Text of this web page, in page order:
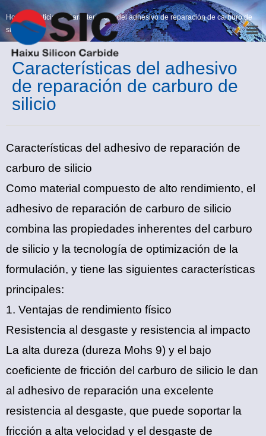
Home Noticias> Características del adhesivo de reparación de carburo de
silicio
Características del adhesivo
de reparación de carburo de
silicio
Características del adhesivo de reparación de
carburo de silicio
Como material compuesto de alto rendimiento, el
adhesivo de reparación de carburo de silicio
combina las propiedades inherentes del carburo
de silicio y la tecnología de optimización de la
formulación, y tiene las siguientes características
principales:
1. ‌Ventajas de rendimiento físico‌
‌Resistencia al desgaste y resistencia al impacto‌
La alta dureza (dureza Mohs 9) y el bajo
coeficiente de fricción del carburo de silicio le dan
al adhesivo de reparación una excelente
resistencia al desgaste, que puede soportar la
fricción a alta velocidad y el desgaste de